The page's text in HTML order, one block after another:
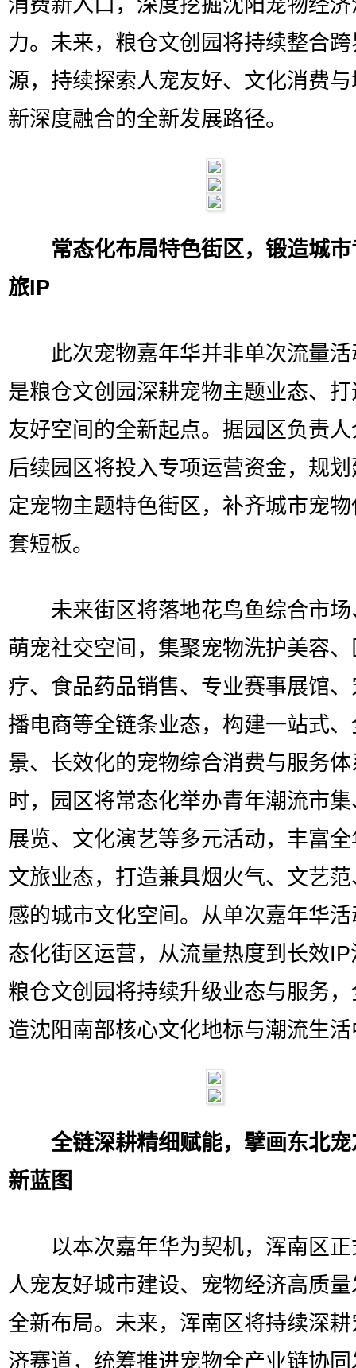
消费新入口，深度挖掘沈阳宠物经
力。未来，粮仓文创园将持续整合
源，持续探索人宠友好、文化消费
新深度融合的全新发展路径。
常态化布局特色街区，锻造城
旅IP
此次宠物嘉年华并非单次流量活
是粮仓文创园深耕宠物主题业态、
友好空间的全新起点。据园区负责
后续园区将投入专项运营资金，规
定宠物主题特色街区，补齐城市宠
套短板。
未来街区将落地花鸟鱼综合市场
萌宠社交空间，集聚宠物洗护美容
疗、食品药品销售、专业赛事展馆
播电商等全链条业态，构建一站式
景、长效化的宠物综合消费与服务
时，园区将常态化举办青年潮流市
展览、文化演艺等多元活动，丰富
文旅业态，打造兼具烟火气、文艺
感的城市文化空间。从单次嘉年华
态化街区运营，从流量热度到长效
粮仓文创园将持续升级业态与服务
造沈阳南部核心文化地标与潮流生
全链深耕精细赋能，擘画东北
新蓝图
以本次嘉年华为契机，浑南区正
人宠友好城市建设、宠物经济高质
全新布局。未来，浑南区将持续深
济赛道，统筹推进宠物全产业链协